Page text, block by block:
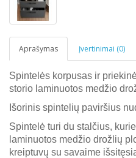
Aprašymas Įvertinimai (0)
Spintelės korpusas ir
storio laminuotos medžio
Išorinis spintelių paviršius
Spintelė turi du stalčius,
laminuotos medžio drožlių
kreiptuvų su savaime